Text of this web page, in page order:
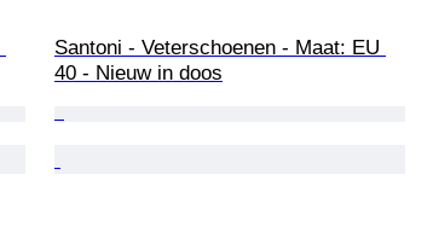
Santoni - Veterschoenen - Maat: EU
40 - Nieuw in doos